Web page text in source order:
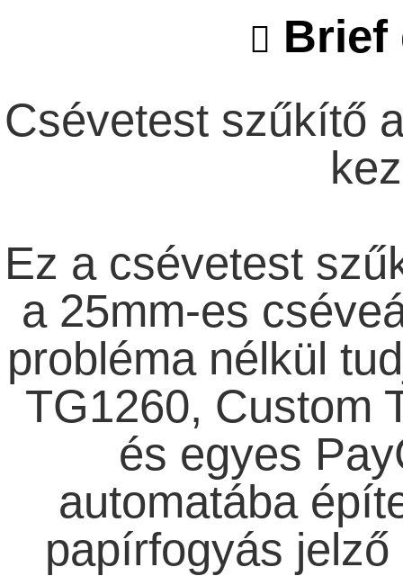
Brief
Csévetest szűkítő
Ez a csévetest
a 25mm-es
probléma nélkül
TG1260, Custom
és egyes
automatába
papírfogyás